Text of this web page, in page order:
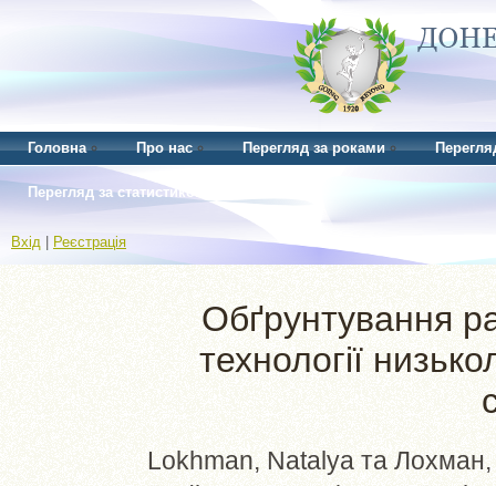
Головна Про нас Перегляд за роками
Перегляд за статистикою
Вхід Реєстрація
Обґрунтування
технології
Lokhman, Natalya та Лохман,